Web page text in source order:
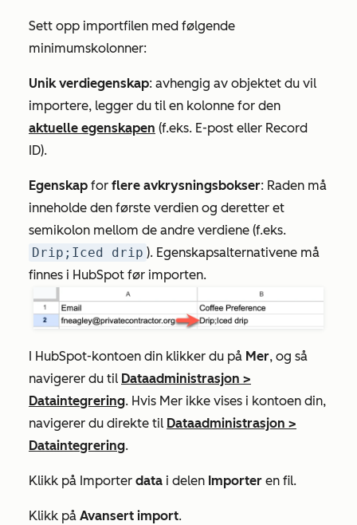
Sett opp importfilen med følgende
minimumskolonner:
Unik verdiegenskap: avhengig av objektet du vil
importere, legger du til en kolonne for den
aktuelle egenskapen (f.eks. E-post eller Record
ID).
Egenskap for flere avkrysningsbokser: Raden må
inneholde den første verdien og deretter et
semikolon mellom de andre verdiene (f.eks.
Drip;Iced drip ). Egenskapsalternativene må
finnes i HubSpot før importen.
I HubSpot-kontoen din klikker du på Mer, og så
navigerer du til Dataadministrasjon >
Dataintegrering. Hvis Mer ikke vises i kontoen din,
navigerer du direkte til Dataadministrasjon >
Dataintegrering.
Klikk på Importer data i delen Importer en fil.
Klikk på Avansert import.